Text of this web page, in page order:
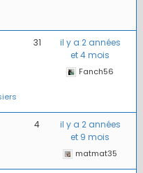
31
il y a 2 années
et 4 mois
Fanch56
4
il y a 2 années
et 9 mois
matmat35